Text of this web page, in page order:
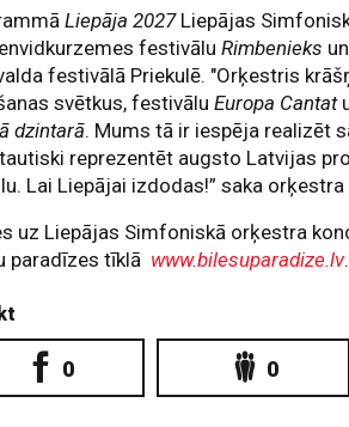
Liepāja 2027Liepājas
festivāluRimbenieks
festivālā Priekulē. "Orķestris
svētkus, festivāluEuropa Cantat
dzintarā. Mums tā ir iespēja realizēt
reprezentēt augsto Latvijas
Lai Liepājai izdodas!” saka
uz Liepājas Simfoniskā orķestra
paradīzes tīklā www.bilesuparadize.lv.
0 0